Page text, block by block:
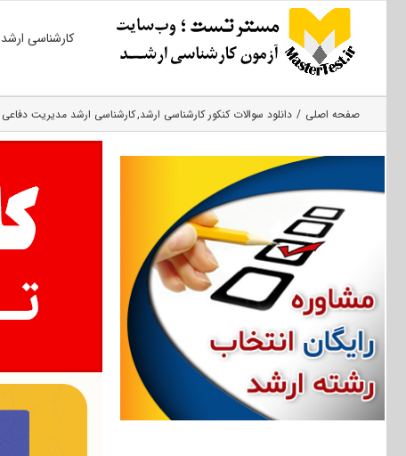
کارشناسی ارشد
صفحه اصلی دانلود سوالات کنکور کارشناسی ارشد کارشناسی ارشد مدیریت دفاعی